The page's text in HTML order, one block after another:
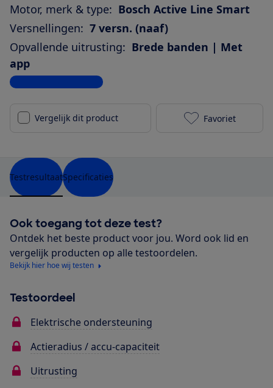
Motor, merk & type: Bosch Active Line Smart
Versnellingen: 7 versn. (naaf)
Opvallende uitrusting: Brede banden | Met
app
Bekijk alle specificaties
Vergelijk dit product Batavus
Favoriet
TestresultaatSpecificaties
Ook toegang tot deze test?
Ontdek het beste product voor jou. Word ook lid en
vergelijk producten op alle testoordelen.
Bekijk hier hoe wij testen
Testoordeel
Elektrische ondersteuning
Actieradius / accu-capaciteit
Uitrusting